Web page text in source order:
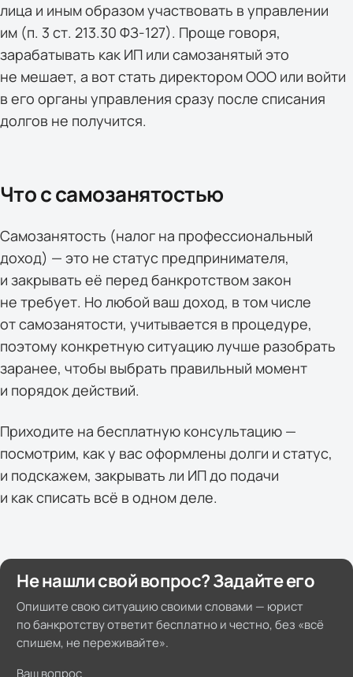
лица и иным образом участвовать в управлении
им (п. 3 ст. 213.30 ФЗ-127). Проще говоря,
зарабатывать как ИП или самозанятый это
не мешает, а вот стать директором ООО или войти
в его органы управления сразу после списания
долгов не получится.
Что с самозанятостью
Самозанятость (налог на профессиональный
доход) — это не статус предпринимателя,
и закрывать её перед банкротством закон
не требует. Но любой ваш доход, в том числе
от самозанятости, учитывается в процедуре,
поэтому конкретную ситуацию лучше разобрать
заранее, чтобы выбрать правильный момент
и порядок действий.
Приходите на бесплатную консультацию —
посмотрим, как у вас оформлены долги и статус,
и подскажем, закрывать ли ИП до подачи
и как списать всё в одном деле.
Не нашли свой вопрос? Задайте его
Опишите свою ситуацию своими словами — юрист
по банкротству ответит бесплатно и честно, без «всё
спишем, не переживайте».
Ваш вопрос